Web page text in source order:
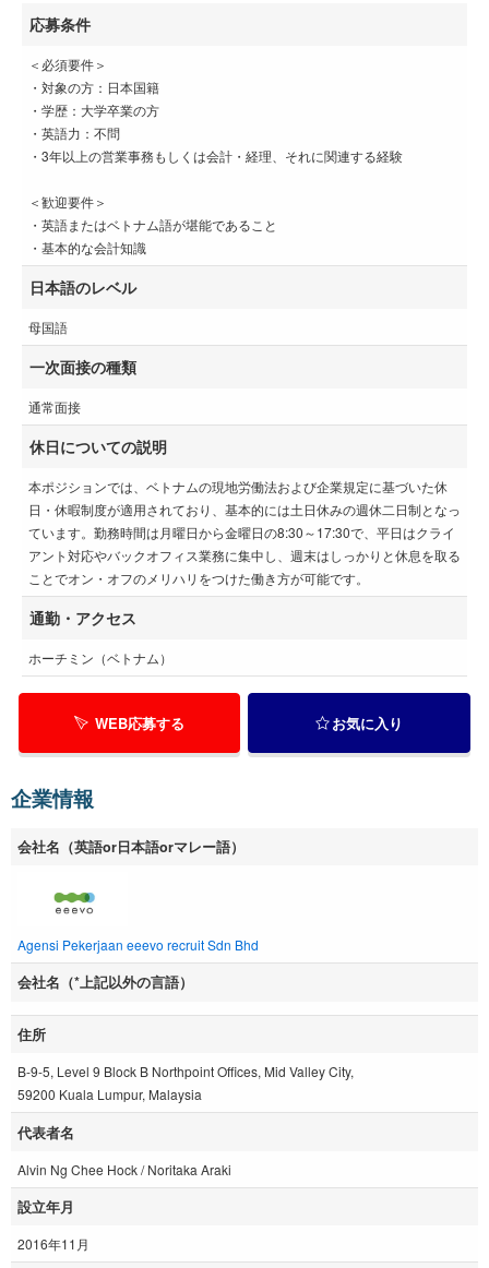
応募条件
＜必須要件＞
・対象の方：日本国籍
・学歴：大学卒業の方
・英語力：不問
・3年以上の営業事務もしくは会計・経理、それに関連する経験
＜歓迎要件＞
・英語またはベトナム語が堪能であること
・基本的な会計知識
日本語のレベル
母国語
一次面接の種類
通常面接
休日についての説明
本ポジションでは、ベトナムの現地労働法および企業規定に基づいた休
日・休暇制度が適用されており、基本的には土日休みの週休二日制となっ
ています。勤務時間は月曜日から金曜日の8:30～17:30で、平日はクライ
アント対応やバックオフィス業務に集中し、週末はしっかりと休息を取る
ことでオン・オフのメリハリをつけた働き方が可能です。
通勤・アクセス
ホーチミン（ベトナム）
WEB応募する お気に入り
企業情報
会社名（英語or日本語orマレー語）
Agensi Pekerjaan eeevo recruit Sdn Bhd
会社名（*上記以外の言語）
住所
B-9-5, Level 9 Block B Northpoint Offices, Mid Valley City,
59200 Kuala Lumpur, Malaysia
代表者名
Alvin Ng Chee Hock / Noritaka Araki
設立年月
2016年11月